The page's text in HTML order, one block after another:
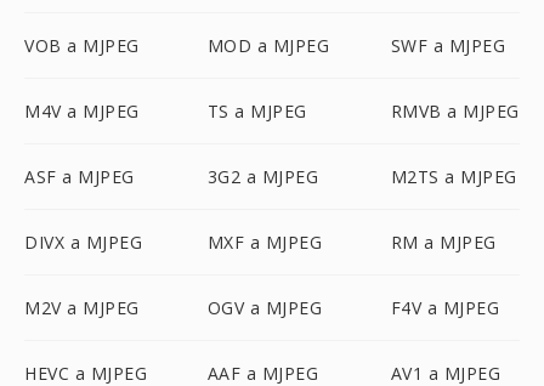
VOB a MJPEG MOD a MJPEG SWF a MJPEG
M4V a MJPEG TS a MJPEG RMVB a MJPEG
ASF a MJPEG 3G2 a MJPEG M2TS a MJPEG
DIVX a MJPEG MXF a MJPEG RM a MJPEG
M2V a MJPEG OGV a MJPEG F4V a MJPEG
HEVC a MJPEG AAF a MJPEG AV1 a MJPEG